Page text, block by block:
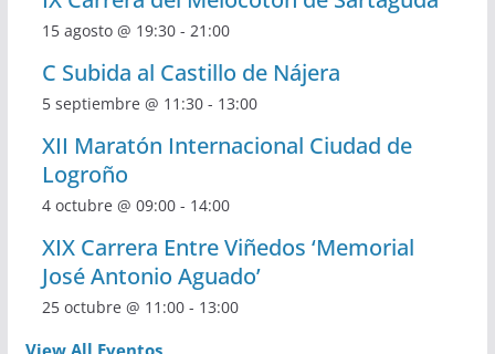
i
s
t
a
s
d
e
E
v
e
n
t
o
15 agosto @ 19:30- 21:00
C Subida al Castillo de Nájera
5 septiembre @ 11:30- 13:00
XII Maratón Internacional Ciudad de
Logroño
4 octubre @ 09:00- 14:00
XIX Carrera Entre Viñedos ‘Memorial
José Antonio Aguado’
25 octubre @ 11:00- 13:00
View All Eventos